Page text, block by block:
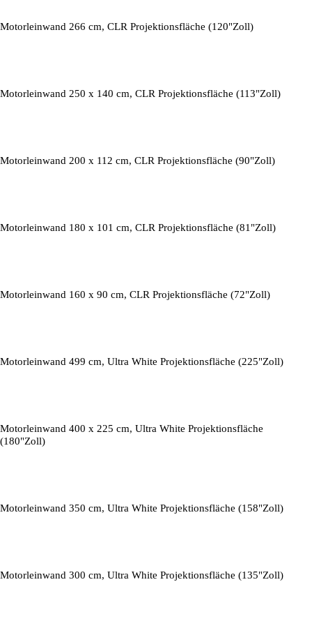
Motorleinwand 266 cm, CLR Projektionsfläche (120"Zoll)
Motorleinwand 250 x 140 cm, CLR Projektionsfläche (113"Zoll)
Motorleinwand 200 x 112 cm, CLR Projektionsfläche (90"Zoll)
Motorleinwand 180 x 101 cm, CLR Projektionsfläche (81"Zoll)
Motorleinwand 160 x 90 cm, CLR Projektionsfläche (72"Zoll)
Motorleinwand 499 cm, Ultra White Projektionsfläche (225"Zoll)
Motorleinwand 400 x 225 cm, Ultra White Projektionsfläche
(180"Zoll)
Motorleinwand 350 cm, Ultra White Projektionsfläche (158"Zoll)
Motorleinwand 300 cm, Ultra White Projektionsfläche (135"Zoll)